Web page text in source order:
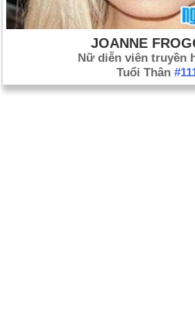
JOANNE
Nữ diễn viên truyền
Tuổi Thân